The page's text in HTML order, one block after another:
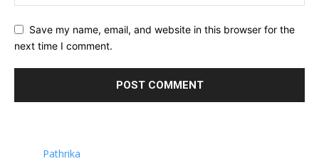
Save my name, email, and website in this browser for the
next time I comment.
Pathrika